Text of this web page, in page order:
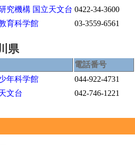
究機構 国立天文台 0422-34-3600
育科学館
03-3559-6561
県
電話番号
年科学館
044-922-4731
文台
042-746-1221